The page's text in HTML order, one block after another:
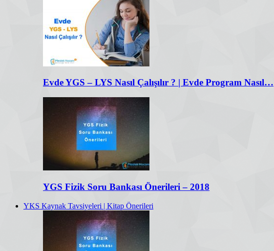
Evde YGS – LYS Nasıl Çalışılır ? | Evde Program Nasıl…
YGS Fizik Soru Bankası Önerileri – 2018
YKS Kaynak Tavsiyeleri | Kitap Önerileri